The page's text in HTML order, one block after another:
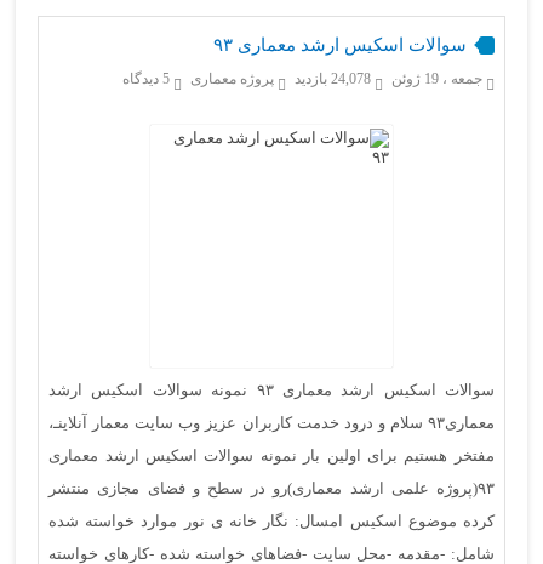
سوالات اسکیس ارشد معماری ۹۳
جمعه ، 19 ژوئن 24,078 بازدید پروژه معماری 5 دیدگاه
سوالات اسکیس ارشد معماری ۹۳ نمونه سوالات اسکیس ارشد
معماری۹۳ سلام و درود خدمت کاربران عزیز وب سایت معمار آنلاینـ،
مفتخر هستیم برای اولین بار نمونه سوالات اسکیس ارشد معماری
۹۳(پروژه علمی ارشد معماری)رو در سطح و فضای مجازی منتشر
کرده موضوع اسکیس امسال: نگار خانه ی نور موارد خواسته شده
شامل: -مقدمه -محل سایت -فضاهای خواسته شده -کارهای خواسته